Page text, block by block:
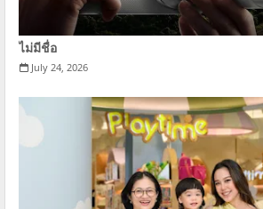
ไม่มีชื่อ
July 24, 2026